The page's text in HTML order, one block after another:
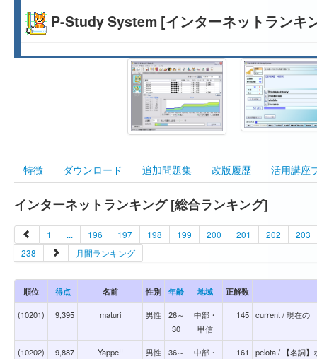
P-Study System [インターネットランキ
特徴 ダウンロード 追加問題集 改版履歴 活用講座
インターネットランキング [総合ランキング]
1 ... 196 197 198 199 200 201 202
203
238
月間ランキング
順位 得点 名前 性別 年齢 地域 正解数
(10201) 9,395 maturi 男性
26～
30
中部・
甲信
145 current / 現在の
(10202) 9,887 Yappe!! 男性
36～
中部・
161 pelota / 【名詞】